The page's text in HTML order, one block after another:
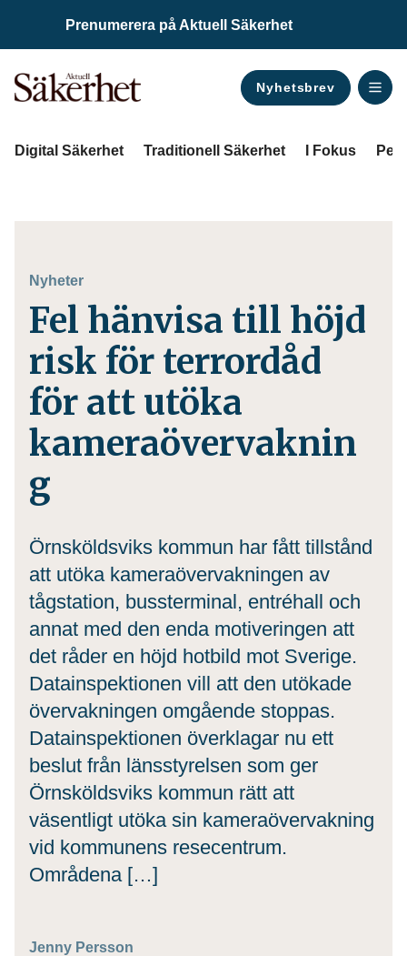
Prenumerera på Aktuell Säkerhet
Nyhetsbrev
Digital Säkerhet Traditionell Säkerhet I Fokus
Nyheter
Fel hänvisa till höjd
risk för terrordåd
för att utöka
kameraövervaknin
g
Örnsköldsviks kommun har fått tillstånd
att utöka kameraövervakningen av
tågstation, bussterminal, entréhall och
annat med den enda motiveringen att
det råder en höjd hotbild mot Sverige.
Datainspektionen vill att den utökade
övervakningen omgående stoppas.
Datainspektionen överklagar nu ett
beslut från länsstyrelsen som ger
Örnsköldsviks kommun rätt att
väsentligt utöka sin kameraövervakning
vid kommunens resecentrum.
Områdena […]
Jenny Persson